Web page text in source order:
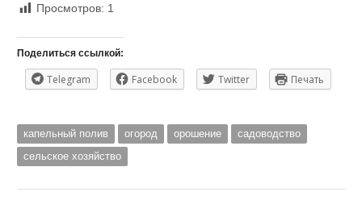
Просмотров: 1
Поделиться ссылкой:
Telegram Facebook Twitter Печать
капельный полив огород орошение
садоводство
сельское хозяйство